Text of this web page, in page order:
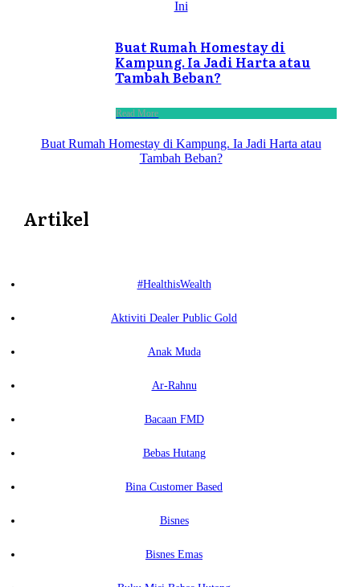
Ini
Buat Rumah Homestay di
Kampung. Ia Jadi Harta atau
Tambah Beban?
Read More
Buat Rumah Homestay di Kampung. Ia Jadi Harta atau
Tambah Beban?
Artikel
#HealthisWealth
Aktiviti Dealer Public Gold
Anak Muda
Ar-Rahnu
Bacaan FMD
Bebas Hutang
Bina Customer Based
Bisnes
Bisnes Emas